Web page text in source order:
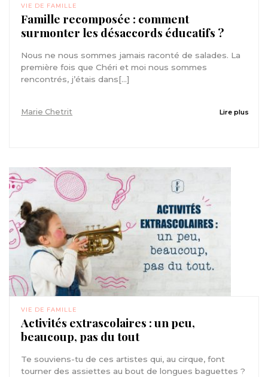
VIE DE FAMILLE
Famille recomposée : comment
surmonter les désaccords éducatifs ?
Nous ne nous sommes jamais raconté de salades. La
première fois que Chéri et moi nous sommes
rencontrés, j’étais dans[...]
Marie Chetrit Lire plus
VIE DE FAMILLE
Activités extrascolaires : un peu,
beaucoup, pas du tout
Te souviens-tu de ces artistes qui, au cirque, font
tourner des assiettes au bout de longues baguettes ?